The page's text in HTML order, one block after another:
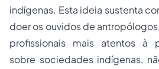
indígenas. Esta ideia sustenta
doer os ouvidos de
profissionais mais atentos à
sobre sociedades indígenas,